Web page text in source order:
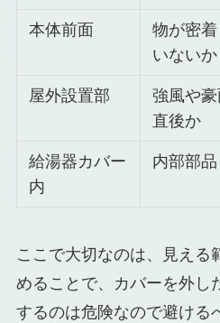
本体前面
物が密着
いないか
屋外設置部
強風や
直後か
給湯器カバー
内
内部部品
ここで大切なのは、見える
めることで、カバーを外し
するのは危険なので避ける